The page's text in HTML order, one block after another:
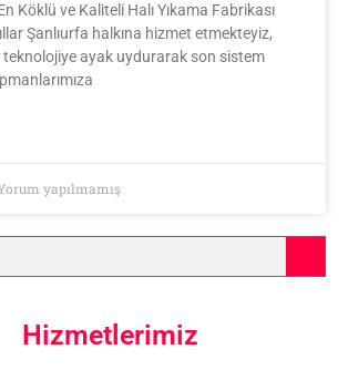
Köklü ve Kaliteli Halı Yıkama Fabrikası
Şanlıurfa halkına hizmet etmekteyiz,
teknolojiye ayak uydurarak son sistem
yapılmamış
Hizmetlerimiz